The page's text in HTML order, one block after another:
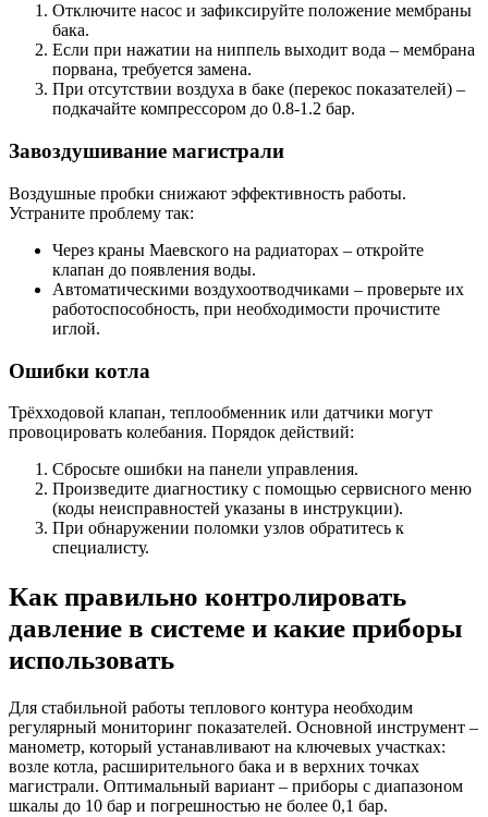
Отключите насос и зафиксируйте положение мембраны
бака.
Если при нажатии на ниппель выходит вода – мембрана
порвана, требуется замена.
При отсутствии воздуха в баке (перекос показателей) –
подкачайте компрессором до 0.8-1.2 бар.
Завоздушивание магистрали
Воздушные пробки снижают эффективность работы.
Устраните проблему так:
Через краны Маевского на радиаторах – откройте
клапан до появления воды.
Автоматическими воздухоотводчиками – проверьте их
работоспособность, при необходимости прочистите
иглой.
Ошибки котла
Трёхходовой клапан, теплообменник или датчики могут
провоцировать колебания. Порядок действий:
Сбросьте ошибки на панели управления.
Произведите диагностику с помощью сервисного меню
(коды неисправностей указаны в инструкции).
При обнаружении поломки узлов обратитесь к
специалисту.
Как правильно контролировать
давление в системе и какие приборы
использовать
Для стабильной работы теплового контура необходим
регулярный мониторинг показателей. Основной инструмент –
манометр, который устанавливают на ключевых участках:
возле котла, расширительного бака и в верхних точках
магистрали. Оптимальный вариант – приборы с диапазоном
шкалы до 10 бар и погрешностью не более 0,1 бар.